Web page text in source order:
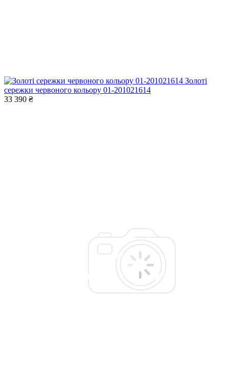
Золоті
сережки червоного кольору 01-201021614
33 390 ₴